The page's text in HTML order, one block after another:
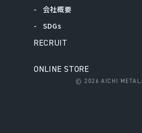
会社概要
SDGs
RECRUIT
ONLINE STORE
©2026 AICHI METAL.